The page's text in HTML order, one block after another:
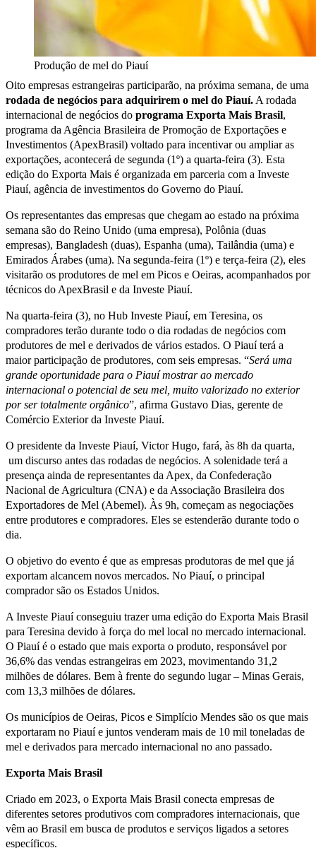
Produção de mel do Piauí
Oito empresas estrangeiras participarão, na próxima semana, de uma
rodada de negócios para adquirirem o mel do Piauí. A rodada
internacional de negócios do programa Exporta Mais Brasil,
programa da Agência Brasileira de Promoção de Exportações e
Investimentos (ApexBrasil) voltado para incentivar ou ampliar as
exportações, acontecerá de segunda (1º) a quarta-feira (3). Esta
edição do Exporta Mais é organizada em parceria com a Investe
Piauí, agência de investimentos do Governo do Piauí.
Os representantes das empresas que chegam ao estado na próxima
semana são do Reino Unido (uma empresa), Polônia (duas
empresas), Bangladesh (duas), Espanha (uma), Tailândia (uma) e
Emirados Árabes (uma). Na segunda-feira (1º) e terça-feira (2), eles
visitarão os produtores de mel em Picos e Oeiras, acompanhados por
técnicos do ApexBrasil e da Investe Piauí.
Na quarta-feira (3), no Hub Investe Piauí, em Teresina, os
compradores terão durante todo o dia rodadas de negócios com
produtores de mel e derivados de vários estados. O Piauí terá a
maior participação de produtores, com seis empresas. “Será uma
grande oportunidade para o Piauí mostrar ao mercado
internacional o potencial de seu mel, muito valorizado no exterior
por ser totalmente orgânico”, afirma Gustavo Dias, gerente de
Comércio Exterior da Investe Piauí.
O presidente da Investe Piauí, Victor Hugo, fará, às 8h da quarta,
um discurso antes das rodadas de negócios. A solenidade terá a
presença ainda de representantes da Apex, da Confederação
Nacional de Agricultura (CNA) e da Associação Brasileira dos
Exportadores de Mel (Abemel). Às 9h, começam as negociações
entre produtores e compradores. Eles se estenderão durante todo o
dia.
O objetivo do evento é que as empresas produtoras de mel que já
exportam alcancem novos mercados. No Piauí, o principal
comprador são os Estados Unidos.
A Investe Piauí conseguiu trazer uma edição do Exporta Mais Brasil
para Teresina devido à força do mel local no mercado internacional.
O Piauí é o estado que mais exporta o produto, responsável por
36,6% das vendas estrangeiras em 2023, movimentando 31,2
milhões de dólares. Bem à frente do segundo lugar – Minas Gerais,
com 13,3 milhões de dólares.
Os municípios de Oeiras, Picos e Simplício Mendes são os que mais
exportaram no Piauí e juntos venderam mais de 10 mil toneladas de
mel e derivados para mercado internacional no ano passado.
Exporta Mais Brasil
Criado em 2023, o Exporta Mais Brasil conecta empresas de
diferentes setores produtivos com compradores internacionais, que
vêm ao Brasil em busca de produtos e serviços ligados a setores
específicos.